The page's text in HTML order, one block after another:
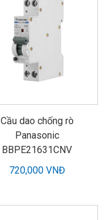
Cầu dao chống rò
Panasonic
BBPE21631CNV
720,000 VNĐ